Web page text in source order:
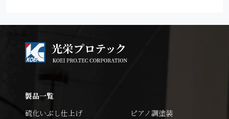
製品一覧
硫化いぶし仕上げ
ピアノ調塗装